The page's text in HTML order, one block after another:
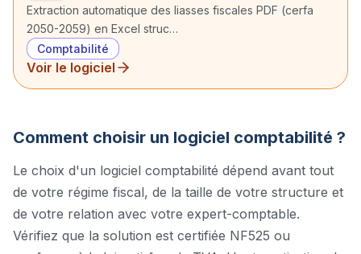
Extraction automatique des liasses fiscales PDF (cerfa
2050-2059) en Excel struc…
Comptabilité
Voir le logiciel
Comment choisir un logiciel comptabilité ?
Le choix d'un logiciel comptabilité dépend avant tout
de votre régime fiscal, de la taille de votre structure et
de votre relation avec votre expert-comptable.
Vérifiez que la solution est certifiée NF525 ou